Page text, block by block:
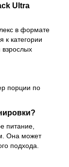
Ultra
в формате
к категории
взрослых
порции по
питание,
Она может
подхода.